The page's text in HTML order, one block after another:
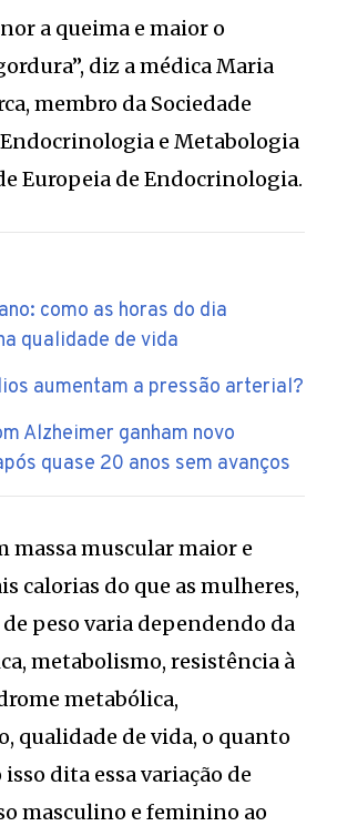
a queima e maior o
diz a médica Maria
membro da Sociedade
e Metabologia
Europeia de Endocrinologia.
como as horas do dia
qualidade de vida
aumentam a pressão arterial?
Alzheimer ganham novo
quase 20 anos sem avanços
massa muscular maior e
calorias do que as mulheres,
peso varia dependendo da
metabolismo, resistência à
metabólica,
qualidade de vida, o quanto
dita essa variação de
masculino e feminino ao